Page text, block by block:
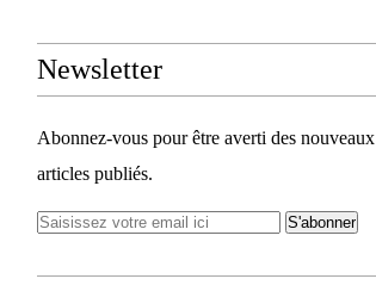
Newsletter
Abonnez-vous pour être averti des nouveaux
articles publiés.